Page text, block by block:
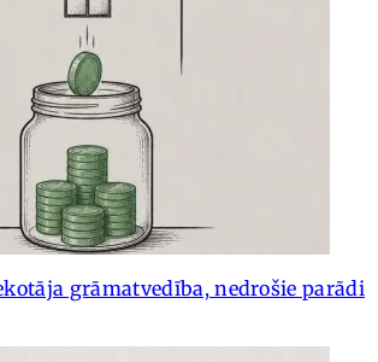
grāmatvedība, nedrošie parādi